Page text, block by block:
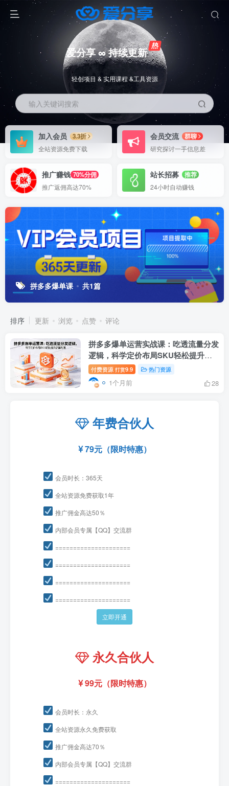
爱分享 ∞ 持续更新
轻创项目 & 实用课程 &工具资源
输入关键词搜索
加入会员
3.3折
全站资源免费下载
会员交流
群聊
研究探讨一手信息差
推广赚钱 70%分佣
推广返佣高达70%
站长招募
推荐
24小时自动赚钱
拼多多爆单课 共1篇
排序 更新 浏览 点赞 评论
拼多多爆单运营实战课：吃透流量分发
逻辑，科学定价布局SKU轻松提升店
铺利润
付费资源 打赏9.9 热门资源
1个月前 28
年费合伙人
79元（限时特惠）
会员时长：365天
全站资源免费获取1年
推广佣金高达50％
内部会员专属【QQ】交流群
=====================
=====================
=====================
=====================
立即开通
永久合伙人
99元（限时特惠）
会员时长：永久
全站资源永久免费获取
推广佣金高达70％
内部会员专属【QQ】交流群
=====================